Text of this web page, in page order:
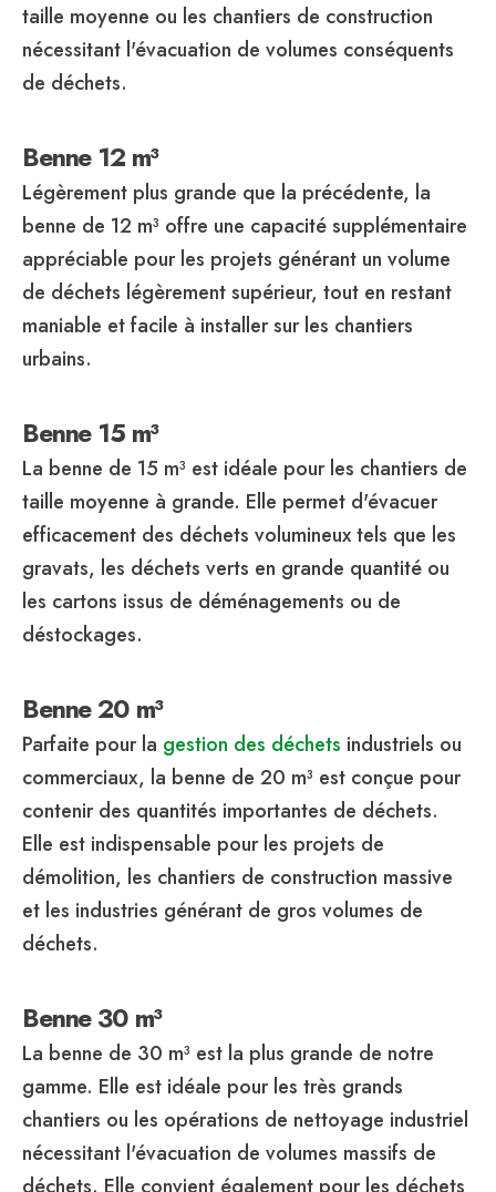
taille moyenne ou les chantiers de construction
nécessitant l'évacuation de volumes conséquents
de déchets.
Benne 12 m³
Légèrement plus grande que la précédente, la
benne de 12 m³ offre une capacité supplémentaire
appréciable pour les projets générant un volume
de déchets légèrement supérieur, tout en restant
maniable et facile à installer sur les chantiers
urbains.
Benne 15 m³
La benne de 15 m³ est idéale pour les chantiers de
taille moyenne à grande. Elle permet d'évacuer
efficacement des déchets volumineux tels que les
gravats, les déchets verts en grande quantité ou
les cartons issus de déménagements ou de
déstockages.
Benne 20 m³
Parfaite pour la gestion des déchets industriels ou
commerciaux, la benne de 20 m³ est conçue pour
contenir des quantités importantes de déchets.
Elle est indispensable pour les projets de
démolition, les chantiers de construction massive
et les industries générant de gros volumes de
déchets.
Benne 30 m³
La benne de 30 m³ est la plus grande de notre
gamme. Elle est idéale pour les très grands
chantiers ou les opérations de nettoyage industriel
nécessitant l'évacuation de volumes massifs de